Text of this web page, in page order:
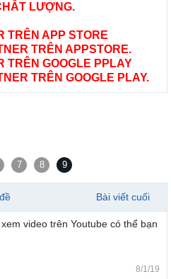
LƯỢNG.
TRÊN APP STORE
TRÊN APPSTORE.
TRÊN GOOGLE PPLAY
TRÊN GOOGLE PLAY.
7 8 9
Bài viết cuối
video trên Youtube có thể bạn
8/1/19